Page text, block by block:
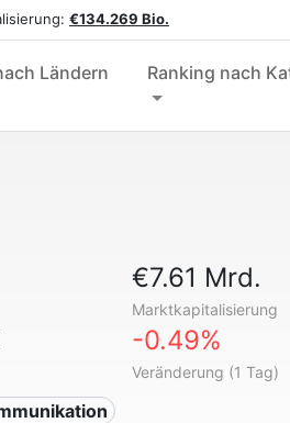
€134.269 Bio.
Ländern Ranking nach
€7.61 Mrd.
Marktkapitalisierung
-0.49%
Veränderung (1 Tag)